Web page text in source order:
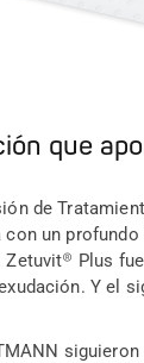
que
de
un
Zetuvit® Plus
Y el